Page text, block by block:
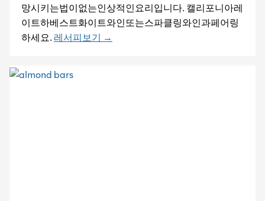
망시키는법이없는인상적인요리입니다. 캘리포니아레
이트하베스트화이트와인또는스파클링와인과페어링
하세요. 레서피보기 →